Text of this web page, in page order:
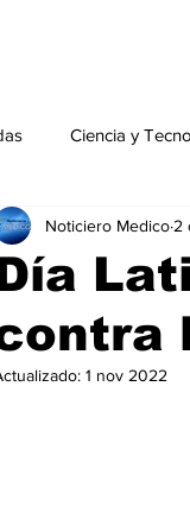
Ciencia y
Salud Mental
Actualidad
Perfiles
Noticiero Medico 2
1 nov 2022